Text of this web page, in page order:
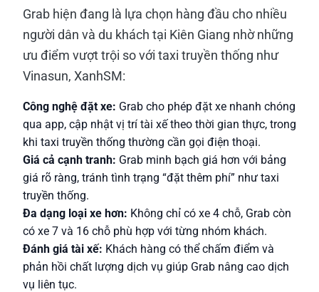
Grab hiện đang là lựa chọn hàng đầu cho nhiều
người dân và du khách tại Kiên Giang nhờ những
ưu điểm vượt trội so với taxi truyền thống như
Vinasun, XanhSM:
Công nghệ đặt xe: Grab cho phép đặt xe nhanh chóng
qua app, cập nhật vị trí tài xế theo thời gian thực, trong
khi taxi truyền thống thường cần gọi điện thoại.
Giá cả cạnh tranh: Grab minh bạch giá hơn với bảng
giá rõ ràng, tránh tình trạng “đặt thêm phí” như taxi
truyền thống.
Đa dạng loại xe hơn: Không chỉ có xe 4 chỗ, Grab còn
có xe 7 và 16 chỗ phù hợp với từng nhóm khách.
Đánh giá tài xế: Khách hàng có thể chấm điểm và
phản hồi chất lượng dịch vụ giúp Grab nâng cao dịch
vụ liên tục.